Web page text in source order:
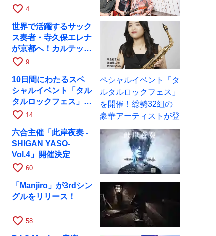
月6日にRAGでライブ
favorite_border 4
世界で活躍するサック
ス奏者・寺久保エレナ
が京都へ！カルテッ
ト・ツアー京都公演を
favorite_border 9
10日間にわたるスペ
シャルイベント「タル
タルロックフェス」を
開催！総勢32組の豪
favorite_border 14
六合主催「此岸夜奏 -
SHIGAN YASO-
Vol.4」開催決定
favorite_border 60
「Manjiro」が3rdシン
グルをリリース！
favorite_border 58